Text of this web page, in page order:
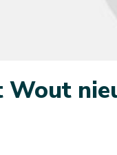
Wout